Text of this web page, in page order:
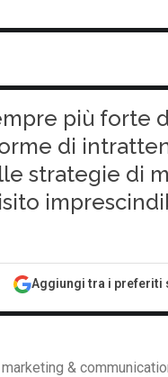
più forte
di
strategie di
Aggiungi tra i preferiti
&